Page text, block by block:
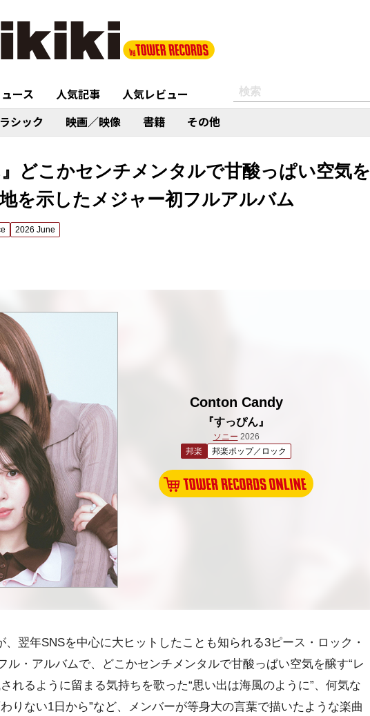
ース 人気記事
人気レビュー
シック 映画／映像 書籍 その他
どこかセンチメンタルで甘酸っぱい空気を
を示したメジャー初フルアルバム
2026 June
Conton Candy
『すっぴん』
ソニー 2026
邦楽
邦楽ポップ／ロック
、翌年SNSを中心に大ヒットしたことも知られる3ピース・ロック・
・アルバムで、どこかセンチメンタルで甘酸っぱい空気を醸す“レ
れるように留まる気持ちを歌った“思い出は海風のように”、何気な
りない1日から”など、メンバーが等身大の言葉で描いたような楽曲